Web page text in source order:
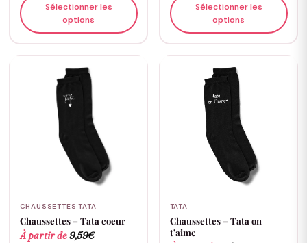
Sélectionner les
options
Sélectionner les
options
CHAUSSETTES TATA
Chaussettes – Tata coeur
À partir de9,59€
TATA
Chaussettes – Tata on
t’aime